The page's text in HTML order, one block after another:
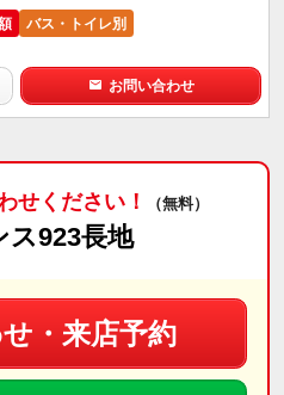
バス・トイレ別
お問い合わせ
せください！ （無料）
ス923長地
・来店予約